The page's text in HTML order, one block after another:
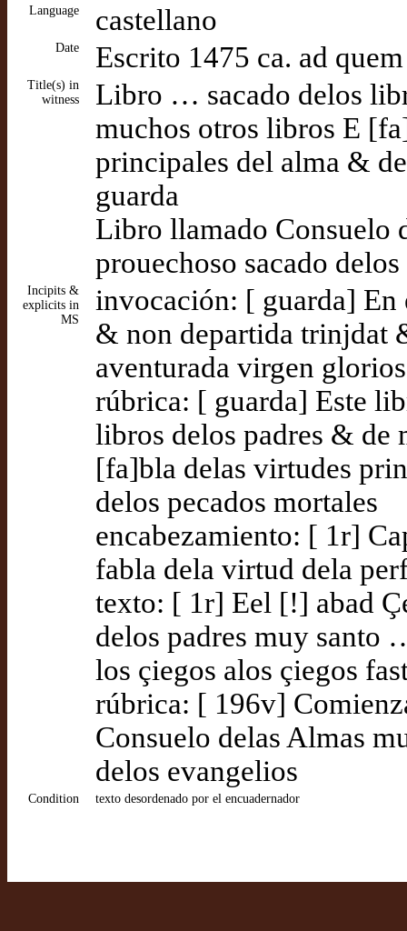
Language castellano
Date Escrito 1475 ca. ad quem
Title(s) in
witness
Libro … sacado delos
muchos otros libros E
principales del alma &
guarda
Libro llamado Consuelo
prouechoso sacado
Incipits &
explicits in
MS
invocación: [ guarda] En
& non departida trinjdat
aventurada virgen
rúbrica: [ guarda] Este
libros delos padres & de
[fa]bla delas virtudes
delos pecados mortales
encabezamiento: [ 1r]
fabla dela virtud dela
texto: [ 1r] Eel [!] abad
delos padres muy
los çiegos alos çiegos
rúbrica: [ 196v]
Consuelo delas Almas
delos evangelios
Condition texto desordenado por el encuadernador